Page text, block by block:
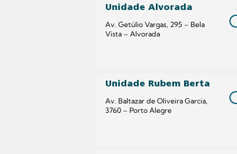
Unidade Alvorada
Av. Getúlio Vargas, 295 – Bela
Vista – Alvorada
Unidade Rubem Berta
Av. Baltazar de Oliveira Garcia,
3760 – Porto Alegre